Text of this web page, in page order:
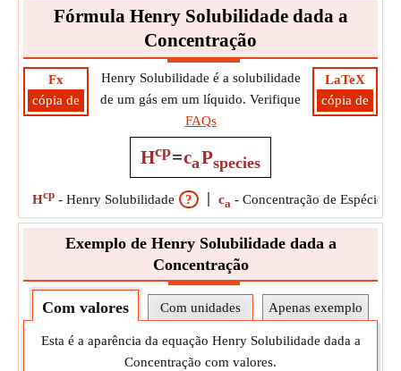
Fórmula Henry Solubilidade dada a
Concentração
Fx
cópia de
LaTeX
cópia de
Henry Solubilidade é a solubilidade
de um gás em um líquido. Verifique
FAQs
Hcp=caPspecies
Hcp - Henry Solubilidade ? ca - Concentração de Espécies
Exemplo de Henry Solubilidade dada a
Concentração
Com valores Com unidades Apenas exemplo
Esta é a aparência da equação Henry Solubilidade dada a
Concentração com valores.